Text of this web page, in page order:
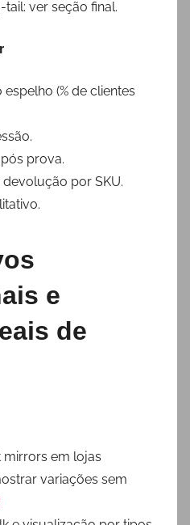
ver seção final.
(% de clientes
prova.
por SKU.
e
de
mirrors em lojas
variações sem